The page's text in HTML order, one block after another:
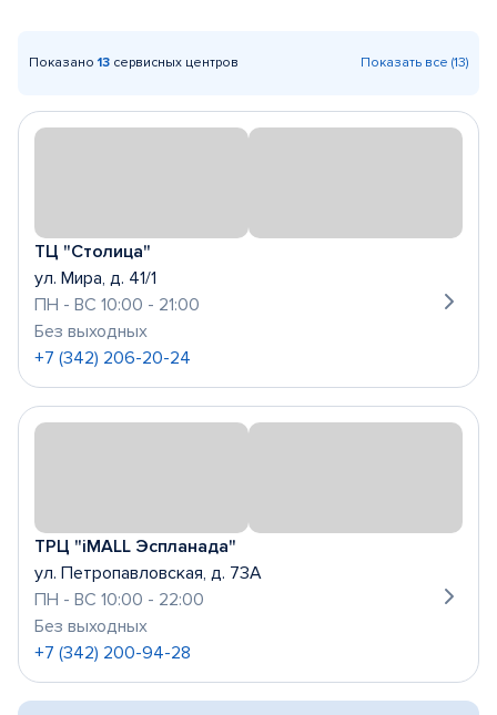
Показано 13 сервисных центров Показать все (13)
ТЦ "Столица"
ул. Мира, д. 41/1
ПН - ВС 10:00 - 21:00
Без выходных
+7 (342) 206-20-24
ТРЦ "iMALL Эспланада"
ул. Петропавловская, д. 73А
ПН - ВС 10:00 - 22:00
Без выходных
+7 (342) 200-94-28